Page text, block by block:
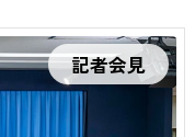
記者会見